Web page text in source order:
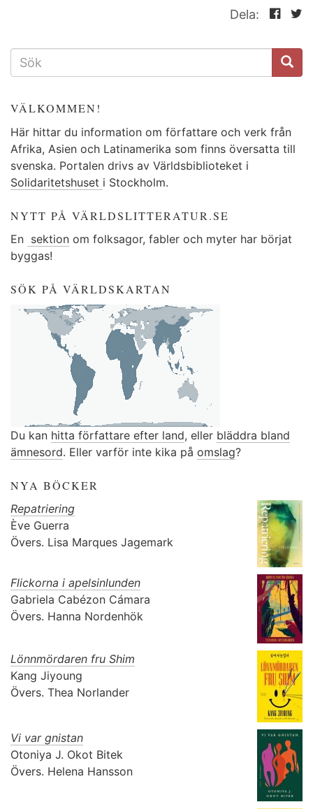
Dela:
SÖKFORMULÄR
VÄLKOMMEN!
Här hittar du information om författare och verk från
Afrika, Asien och Latinamerika som finns översatta till
svenska. Portalen drivs av Världsbiblioteket i
Solidaritetshuset i Stockholm.
NYTT PÅ VÄRLDSLITTERATUR.SE
En sektion om folksagor, fabler och myter har börjat
byggas!
SÖK PÅ VÄRLDSKARTAN
Du kan hitta författare efter land, eller bläddra bland
ämnesord. Eller varför inte kika på omslag?
NYA BÖCKER
Repatriering
Ève Guerra
Övers. Lisa Marques Jagemark
Flickorna i apelsinlunden
Gabriela Cabézon Cámara
Övers. Hanna Nordenhök
Lönnmördaren fru Shim
Kang Jiyoung
Övers. Thea Norlander
Vi var gnistan
Otoniya J. Okot Bitek
Övers. Helena Hansson